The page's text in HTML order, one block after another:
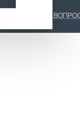
ЗАДАТЬ